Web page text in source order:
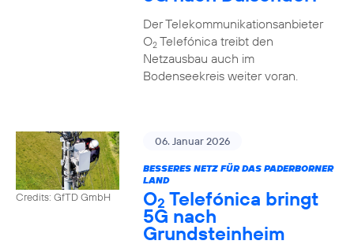
Der Telekommunikationsanbieter
O2Telefónica treibt den
Netzausbau auch im
Bodenseekreis weiter voran.
Credits: GfTD GmbH
06. Januar 2026
BESSERES NETZ FÜR DAS PADERBORNER
LAND
O2 Telefónica bringt
5G nach
Grundsteinheim